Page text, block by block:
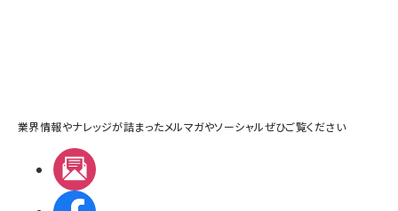
業界情報やナレッジが詰まったメルマガやソーシャルぜひご覧ください